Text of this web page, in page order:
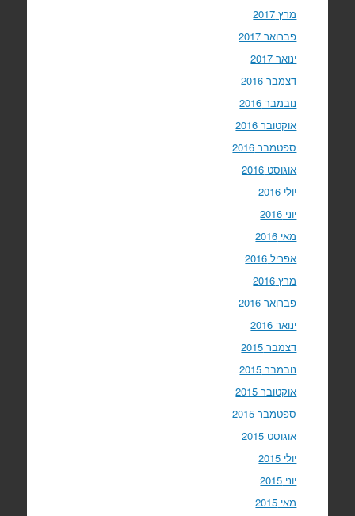
מרץ 2017
פברואר 2017
ינואר 2017
דצמבר 2016
נובמבר 2016
אוקטובר 2016
ספטמבר 2016
אוגוסט 2016
יולי 2016
יוני 2016
מאי 2016
אפריל 2016
מרץ 2016
פברואר 2016
ינואר 2016
דצמבר 2015
נובמבר 2015
אוקטובר 2015
ספטמבר 2015
אוגוסט 2015
יולי 2015
יוני 2015
מאי 2015